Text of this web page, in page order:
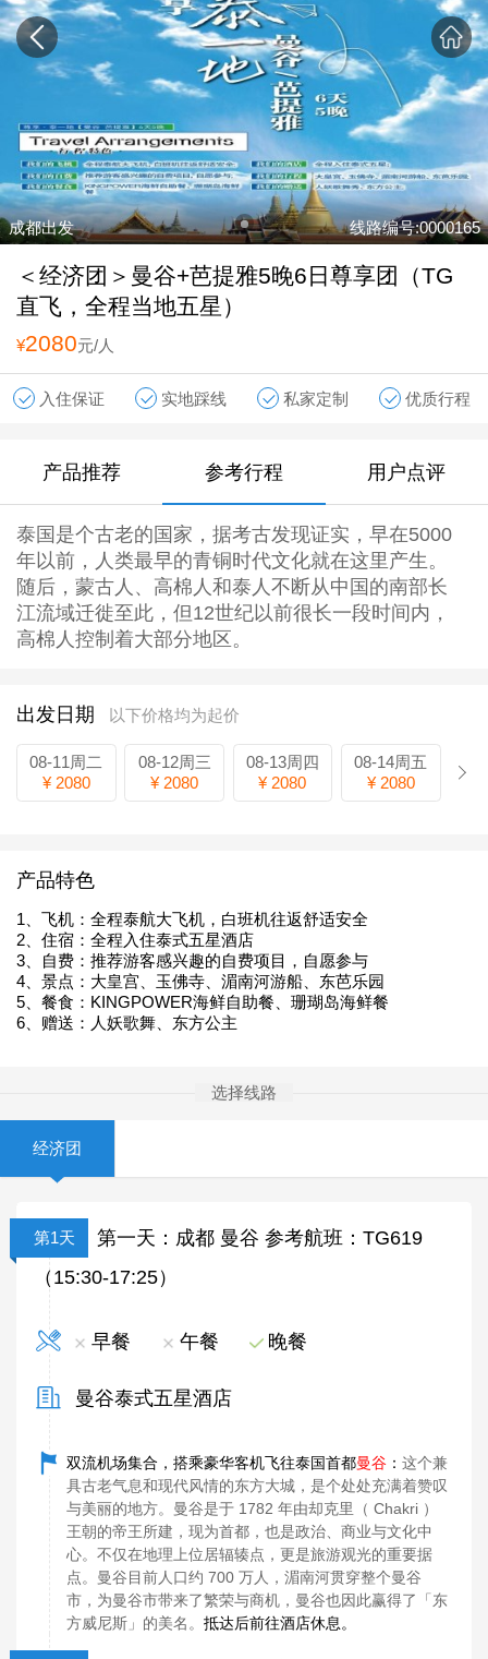
成都出发 线路编号:0000165
＜经济团＞曼谷+芭提雅5晚6日尊享团（TG
直飞，全程当地五星）
¥2080元/人
入住保证 实地踩线 私家定制 优质行程
产品推荐 参考行程 用户点评
泰国是个古老的国家，据考古发现证实，早在5000
年以前，人类最早的青铜时代文化就在这里产生。
随后，蒙古人、高棉人和泰人不断从中国的南部长
江流域迁徙至此，但12世纪以前很长一段时间内，
高棉人控制着大部分地区。
出发日期 以下价格均为起价
08-11周二
¥ 2080
08-12周三
¥ 2080
08-13周四
¥ 2080
08-14周五
¥ 2080
产品特色
1、飞机：全程泰航大飞机，白班机往返舒适安全
2、住宿：全程入住泰式五星酒店
3、自费：推荐游客感兴趣的自费项目，自愿参与
4、景点：大皇宫、玉佛寺、湄南河游船、东芭乐园
5、餐食：KINGPOWER海鲜自助餐、珊瑚岛海鲜餐
6、赠送：人妖歌舞、东方公主
选择线路
经济团
第1天
第一天：成都 曼谷 参考航班：TG619
（15:30-17:25）
早餐 午餐 晚餐
曼谷泰式五星酒店
双流机场集合，搭乘豪华客机飞往泰国首都曼谷 ： 这个兼
具古老气息和现代风情的东方大城，是个处处充满着赞叹
与美丽的地方。曼谷是于 1782 年由却克里（ Chakri ）
王朝的帝王所建，现为首都，也是政治、商业与文化中
心。不仅在地理上位居辐辏点，更是旅游观光的重要据
点。曼谷目前人口约 700 万人，湄南河贯穿整个曼谷
市，为曼谷市带来了繁荣与商机，曼谷也因此赢得了「东
方威尼斯」的美名。 抵达后前往酒店休息。